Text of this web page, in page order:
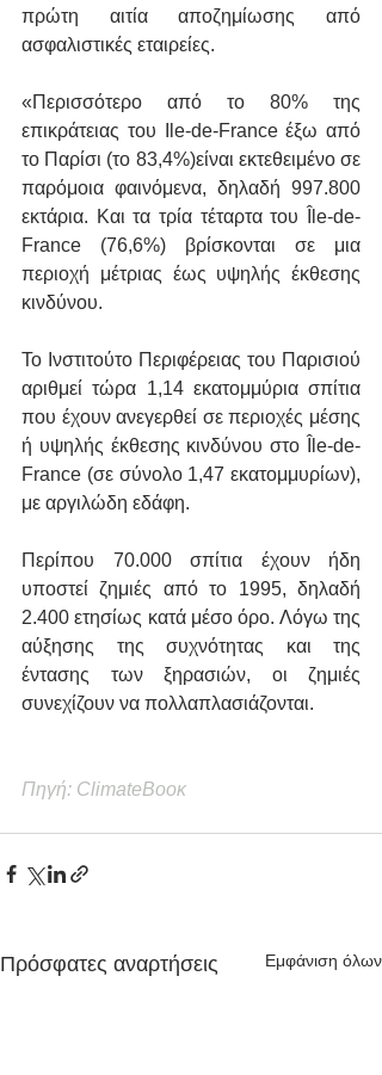
πρώτη αιτία αποζημίωσης από
ασφαλιστικές εταιρείες.
«Περισσότερο από το 80% της
επικράτειας του Ile-de-France έξω από
το Παρίσι (το 83,4%)είναι εκτεθειμένο σε
παρόμοια φαινόμενα, δηλαδή 997.800
εκτάρια. Και τα τρία τέταρτα του Île-de-
France (76,6%) βρίσκονται σε μια
περιοχή μέτριας έως υψηλής έκθεσης
κινδύνου.
Το Ινστιτούτο Περιφέρειας του Παρισιού
αριθμεί τώρα 1,14 εκατομμύρια σπίτια
που έχουν ανεγερθεί σε περιοχές μέσης
ή υψηλής έκθεσης κινδύνου στο Île-de-
France (σε σύνολο 1,47 εκατομμυρίων),
με αργιλώδη εδάφη.
Περίπου 70.000 σπίτια έχουν ήδη
υποστεί ζημιές από το 1995, δηλαδή
2.400 ετησίως κατά μέσο όρο. Λόγω της
αύξησης της συχνότητας και της
έντασης των ξηρασιών, οι ζημιές
συνεχίζουν να πολλαπλασιάζονται.
Πηγή: ClimateΒοοκ
Πρόσφατες αναρτήσεις Εμφάνιση όλων